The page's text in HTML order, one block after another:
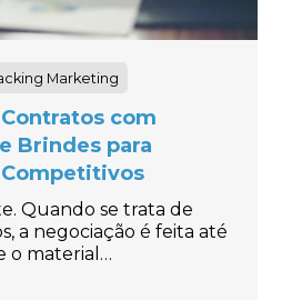
Marketing
com
Brindes para
Quando se trata de
a negociação é feita até
o material…